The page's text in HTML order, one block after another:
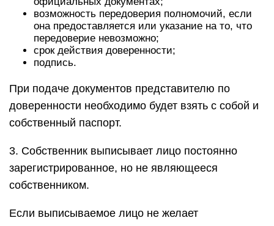
возможность передоверия полномочий, если
она предоставляется или указание на то, что
передоверие невозможно;
срок действия доверенности;
подпись.
При подаче документов представителю по
доверенности необходимо будет взять с собой и
собственный паспорт.
3. Собственник выписывает лицо постоянно
зарегистрированное, но не являющееся
собственником.
Если выписываемое лицо не желает